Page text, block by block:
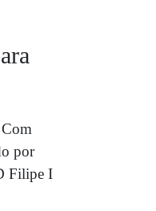
por
Filipe I